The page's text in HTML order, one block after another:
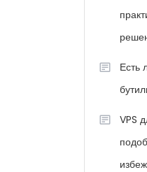
Есть
VPS